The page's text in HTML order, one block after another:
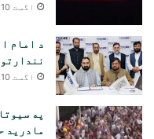
اگست 10, 2026
د امام
اگست 10, 2026
په
مادرید